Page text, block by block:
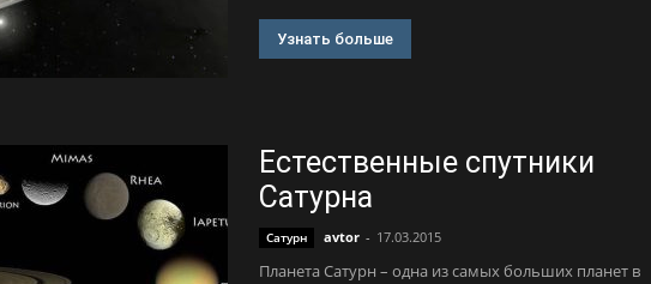
Узнать больше
Естественные спутники
Сатурна
Сатурн avtor - 17.03.2015
Планета Сатурн – одна из самых больших планет в